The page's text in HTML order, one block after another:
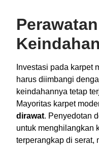
Investasi pada karpet
harus diimbangi
keindahannya tetap
Mayoritas karpet
dirawat. Penyedotan
untuk menghilangkan
terperangkap di serat,